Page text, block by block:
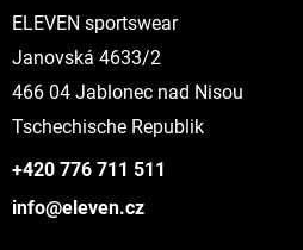
ELEVEN sportswear
Janovská 4633/2
466 04 Jablonec nad Nisou
Tschechische Republik
+420 776 711 511
info@eleven.cz